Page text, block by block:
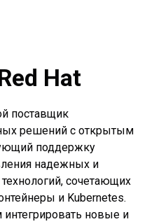
Hat
поставщик
решений с открытым
поддержку
надежных и
сочетающих
и Kubernetes.
интегрировать новые и